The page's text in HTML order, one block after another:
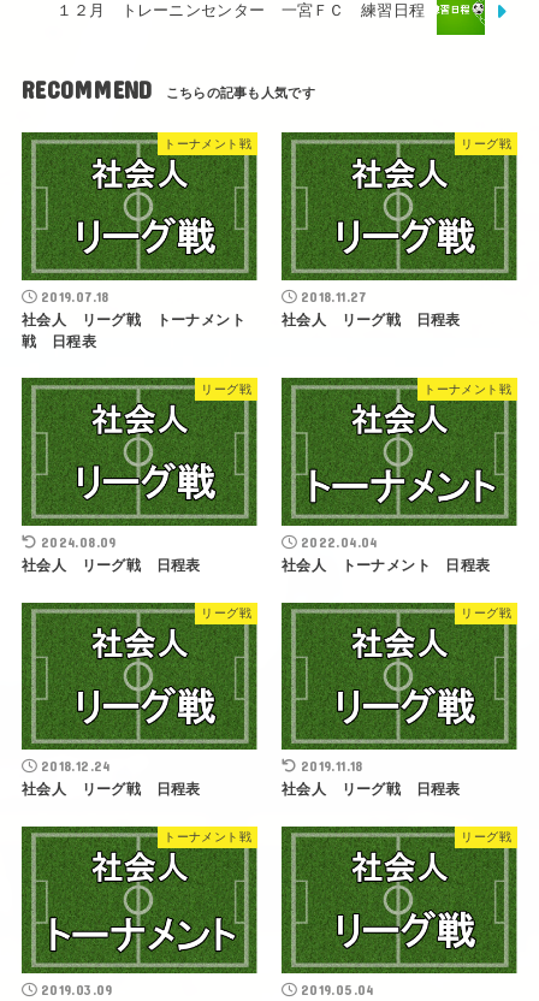
１２月 トレーニンセンター 一宮ＦＣ 練習日程
RECOMMEND
トーナメント戦
2019.07.18
社会人 リーグ戦 トーナメント
戦 日程表
リーグ戦
2018.11.27
社会人 リーグ戦 日程表
リーグ戦
2024.08.09
社会人 リーグ戦 日程表
トーナメント戦
2022.04.04
社会人 トーナメント 日程表
リーグ戦
2018.12.24
社会人 リーグ戦 日程表
リーグ戦
2019.11.18
社会人 リーグ戦 日程表
トーナメント戦
2019.03.09
リーグ戦
2019.05.04